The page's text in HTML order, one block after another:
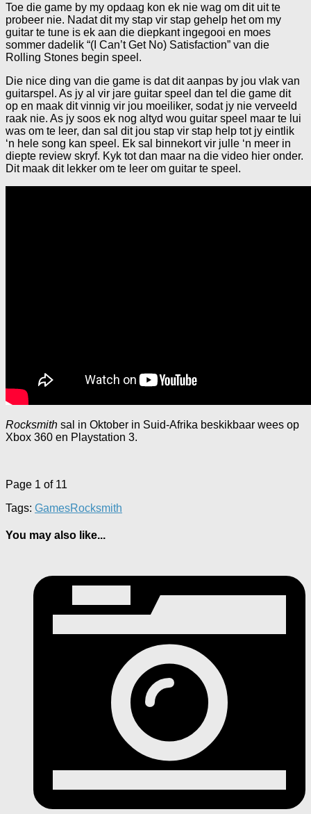
Toe die game by my opdaag kon ek nie wag om dit uit te
probeer nie. Nadat dit my stap vir stap gehelp het om my
guitar te tune is ek aan die diepkant ingegooi en moes
sommer dadelik “(I Can’t Get No) Satisfaction” van die
Rolling Stones begin speel.
Die nice ding van die game is dat dit aanpas by jou vlak van
guitarspel. As jy al vir jare guitar speel dan tel die game dit
op en maak dit vinnig vir jou moeiliker, sodat jy nie verveeld
raak nie. As jy soos ek nog altyd wou guitar speel maar te lui
was om te leer, dan sal dit jou stap vir stap help tot jy eintlik
‘n hele song kan speel. Ek sal binnekort vir julle ‘n meer in
diepte review skryf. Kyk tot dan maar na die video hier onder.
Dit maak dit lekker om te leer om guitar te speel.
Rocksmith sal in Oktober in Suid-Afrika beskikbaar wees op
Xbox 360 en Playstation 3.
Page 1 of 11
Tags: GamesRocksmith
You may also like...